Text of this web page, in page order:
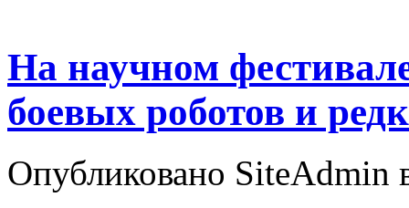
На научном
боевых роботов и
Опубликовано